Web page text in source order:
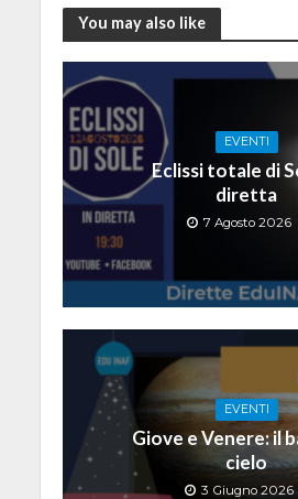
You may also like
EVENTI
Eclissi totale di
diretta
7 Agosto 2026
EVENTI
Giove e Venere: il
cielo
3 Giugno 2026